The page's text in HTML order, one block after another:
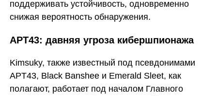
поддерживать устойчивость, одновременно
снижая вероятность обнаружения.
APT43: давняя угроза кибершпионажа
Kimsuky, также известный под псевдонимами
APT43, Black Banshee и Emerald Sleet, как
полагают, работает под началом Главного